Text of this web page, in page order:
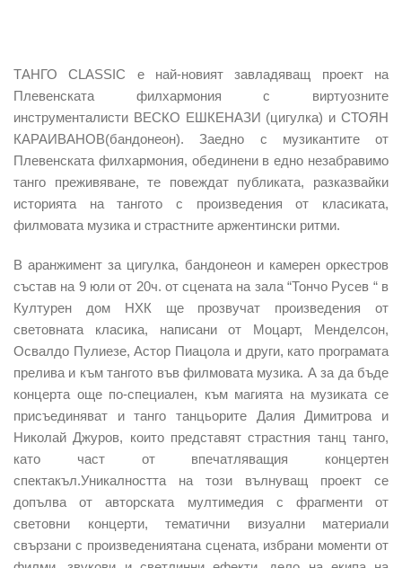
ТАНГО CLASSIC е най-новият завладяващ проект на
Плевенската филхармония с виртуозните
инструменталисти ВЕСКО ЕШКЕНАЗИ (цигулка) и СТОЯН
КАРАИВАНОВ(бандонеон). Заедно с музикантите от
Плевенската филхармония, обединени в едно незабравимо
танго преживяване, те повеждат публиката, разказвайки
историята на тангото с произведения от класиката,
филмовата музика и страстните аржентински ритми.
В аранжимент за цигулка, бандонеон и камерен оркестров
състав на 9 юли от 20ч. от сцената на зала “Тончо Русев “ в
Културен дом НХК ще прозвучат произведения от
световната класика, написани от Моцарт, Менделсон,
Освалдо Пулиезе, Астор Пиацола и други, като програмата
прелива и към тангото във филмовата музика. А за да бъде
концерта още по-специален, към магията на музиката се
присъединяват и танго танцьорите Далия Димитрова и
Николай Джуров, които представят страстния танц танго,
като част от впечатляващия концертен
спектакъл.Уникалността на този вълнуващ проект се
допълва от авторската мултимедия с фрагменти от
световни концерти, тематични визуални материали
свързани с произведениятана сцената, избрани моменти от